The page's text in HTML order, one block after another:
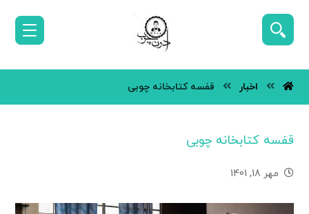
اخبار قفسه کتابخانه چوبی
قفسه کتابخانه چوبی
مهر 18, 1401